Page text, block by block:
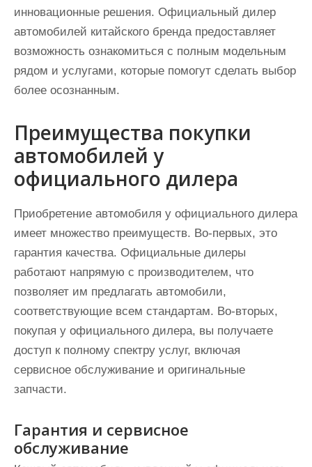
инновационные решения. Официальный дилер
автомобилей китайского бренда предоставляет
возможность ознакомиться с полным модельным
рядом и услугами, которые помогут сделать выбор
более осознанным.
Преимущества покупки
автомобилей у
официального дилера
Приобретение автомобиля у официального дилера
имеет множество преимуществ. Во-первых, это
гарантия качества. Официальные дилеры
работают напрямую с производителем, что
позволяет им предлагать автомобили,
соответствующие всем стандартам. Во-вторых,
покупая у официального дилера, вы получаете
доступ к полному спектру услуг, включая
сервисное обслуживание и оригинальные
запчасти.
Гарантия и сервисное
обслуживание